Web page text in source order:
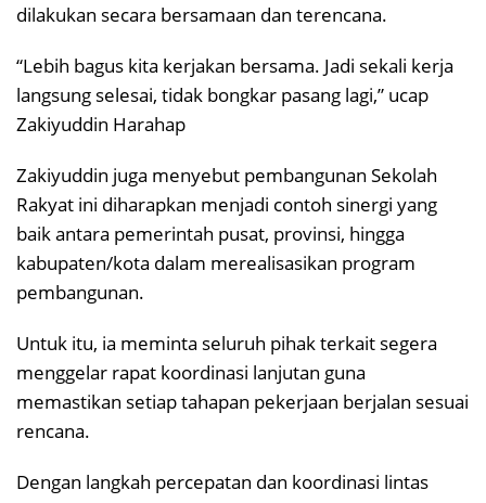
dilakukan secara bersamaan dan terencana.
“Lebih bagus kita kerjakan bersama. Jadi sekali kerja
langsung selesai, tidak bongkar pasang lagi,” ucap
Zakiyuddin Harahap
Zakiyuddin juga menyebut pembangunan Sekolah
Rakyat ini diharapkan menjadi contoh sinergi yang
baik antara pemerintah pusat, provinsi, hingga
kabupaten/kota dalam merealisasikan program
pembangunan.
Untuk itu, ia meminta seluruh pihak terkait segera
menggelar rapat koordinasi lanjutan guna
memastikan setiap tahapan pekerjaan berjalan sesuai
rencana.
Dengan langkah percepatan dan koordinasi lintas